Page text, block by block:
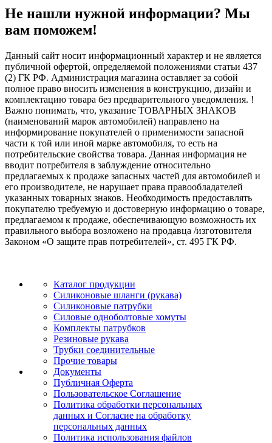
Не нашли нужной информации? Мы
вам поможем!
Данный сайт носит информационный характер и не является
публичной офертой, определяемой положениями статьи 437
(2) ГК РФ. Администрация магазина оставляет за собой
полное право вносить изменения в конструкцию, дизайн и
комплектацию товара без предварительного уведомления. !
Важно понимать, что, указание ТОВАРНЫХ ЗНАКОВ
(наименований марок автомобилей) направлено на
информирование покупателей о применимости запасной
части к той или иной марке автомобиля, то есть на
потребительские свойства товара. Данная информация не
вводит потребителя в заблуждение относительно
предлагаемых к продаже запасных частей для автомобилей и
его производителе, не нарушает права правообладателей
указанных товарных знаков. Необходимость предоставлять
покупателю требуемую и достоверную информацию о товаре,
предлагаемом к продаже, обеспечивающую возможность их
правильного выбора возложено на продавца /изготовителя
Законом «О защите прав потребителей», ст. 495 ГК РФ.
Каталог продукции
Силиконовые шланги (рукава)
Силиконовые патрубки
Силовые одноболтовые хомуты
Комплекты патрубков
Резиновые рукава
Трубки соединительные
Прочие товары
Документы
Публичная Оферта
Пользовательское Соглашение
Политика обработки персональных
данных и Согласие на обработку
персональных данных
Политика использования файлов